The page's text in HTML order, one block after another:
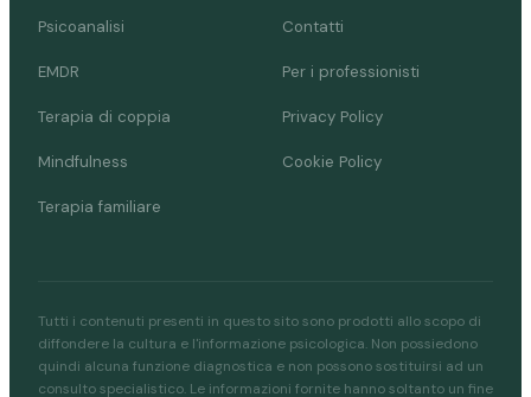
Psicoanalisi
EMDR
Terapia di coppia
Mindfulness
Terapia familiare
Contatti
Per i professionisti
Privacy Policy
Cookie Policy
Tutti i contenuti presenti in questo sito sono prodotti allo scopo di
diffondere la cultura e l'informazione psicologica. Non possiedono
quindi alcuna funzione diagnostica e non possono sostituirsi ad un
consulto specialistico. Le informazioni fornite hanno soltanto un fine